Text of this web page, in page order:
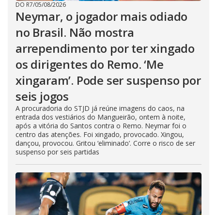
DO R7/05/08/2026
Neymar, o jogador mais odiado
no Brasil. Não mostra
arrependimento por ter xingado
os dirigentes do Remo. ‘Me
xingaram’. Pode ser suspenso por
seis jogos
A procuradoria do STJD já reúne imagens do caos, na
entrada dos vestiários do Mangueirão, ontem à noite,
após a vitória do Santos contra o Remo. Neymar foi o
centro das atenções. Foi xingado, provocado. Xingou,
dançou, provocou. Gritou ‘eliminado’. Corre o risco de ser
suspenso por seis partidas